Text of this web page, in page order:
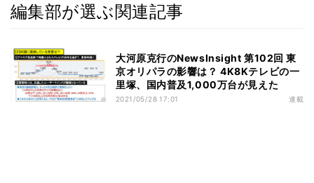
編集部が選ぶ関連記事
大河原克行のNewsInsight 第102回 東
京オリパラの影響は？ 4K8Kテレビの一
里塚、国内普及1,000万台が見えた
2021/05/28 17:01 連載